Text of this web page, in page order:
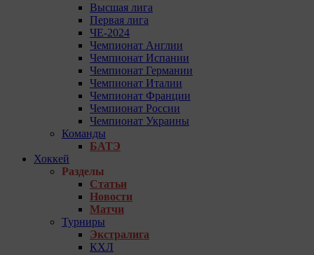
Высшая лига
Первая лига
ЧЕ-2024
Чемпионат Англии
Чемпионат Испании
Чемпионат Германии
Чемпионат Италии
Чемпионат Франции
Чемпионат России
Чемпионат Украины
Команды
БАТЭ
Хоккей
Разделы
Статьи
Новости
Матчи
Турниры
Экстралига
КХЛ